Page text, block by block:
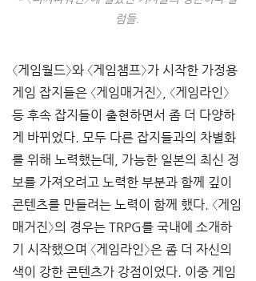
럼들.
〈게임월드〉와 〈게임챔프〉가 시작한 가정용
게임 잡지들은 〈게임매거진〉, 〈게임라인〉
등 후속 잡지들이 출현하면서 좀 더 다양하
게 바뀌었다. 모두 다른 잡지들과의 차별화
를 위해 노력했는데, 가능한 일본의 최신 정
보를 가져오려고 노력한 부분과 함께 깊이
콘텐츠를 만들려는 노력이 함께 했다. 〈게임
매거진〉의 경우는 TRPG를 국내에 소개하
기 시작했으며 〈게임라인〉은 좀 더 자신의
색이 강한 콘텐츠가 강점이었다. 이중 게임